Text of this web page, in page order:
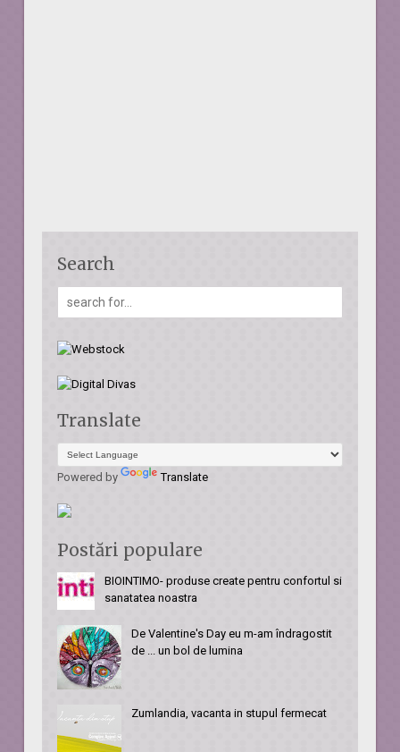
Search
Translate
Powered by Translate
Postări populare
BIOINTIMO- produse create pentru confortul si
sanatatea noastra
De Valentine's Day eu m-am îndragostit
de ... un bol de lumina
Zumlandia, vacanta in stupul fermecat